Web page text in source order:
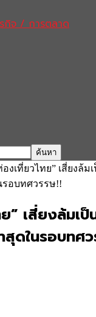
กิจ / การตลาด
องเที่ยวไทย” เสี่ยงล้
อบทศวรรษ!!
” เสี่ยงล้มเ
ดในรอบทศ